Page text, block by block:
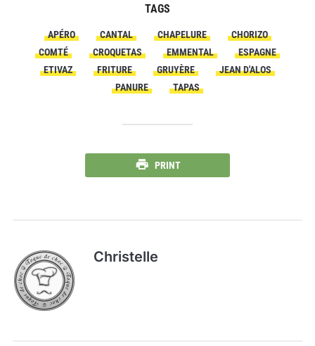
TAGS
APÉRO CANTAL CHAPELURE
CHORIZO
COMTÉ
CROQUETAS EMMENTAL
ESPAGNE
ETIVAZ
FRITURE GRUYÈRE
JEAN D'ALOS
PANURE
TAPAS
PRINT
Christelle